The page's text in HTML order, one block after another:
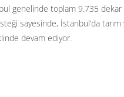
genelinde toplam 9.735
sayesinde, İstanbul’da
devam ediyor.